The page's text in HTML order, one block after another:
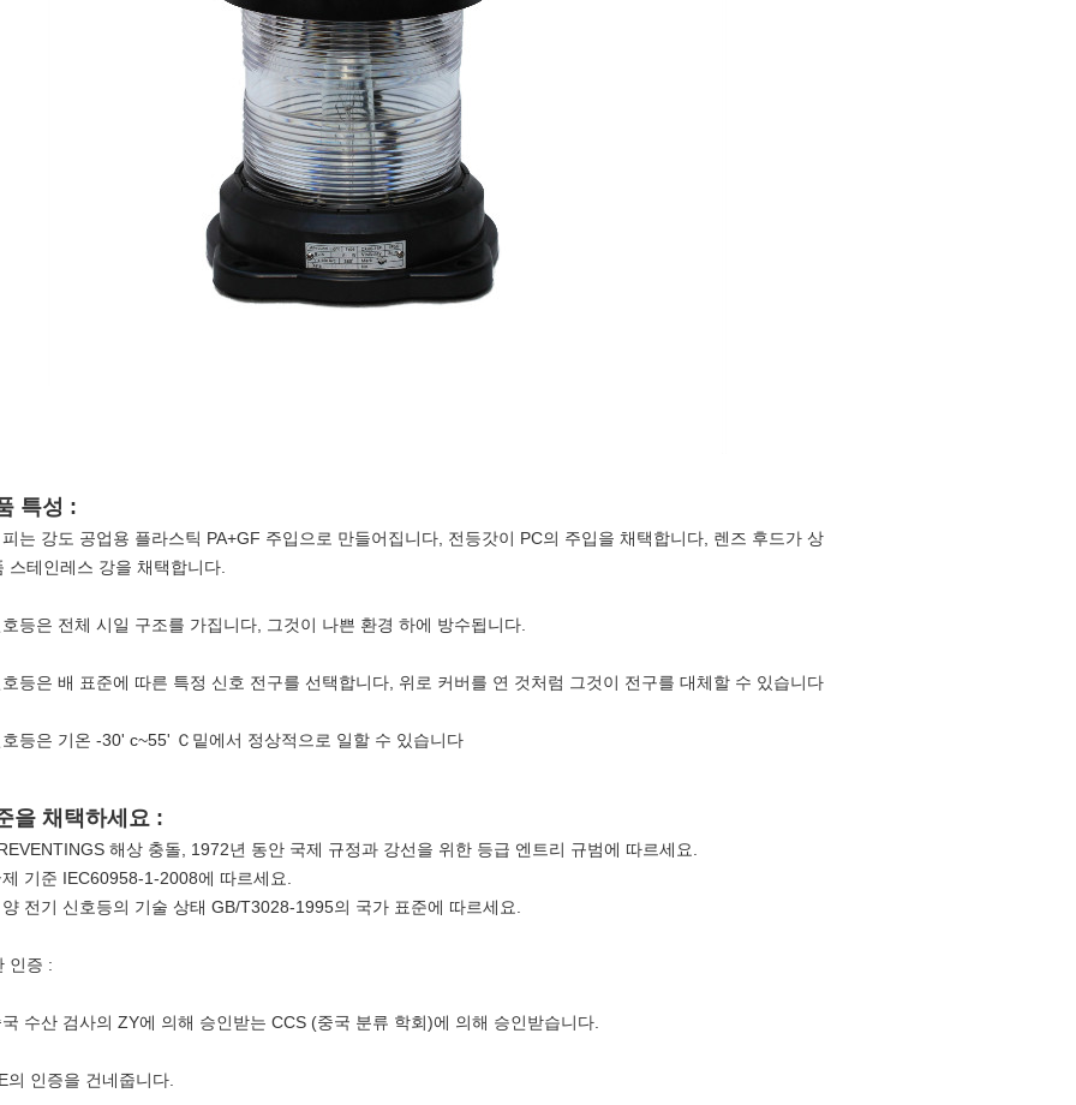
특성 :
는 강도 공업용 플라스틱 PA+GF 주입으로 만들어집니다, 전등갓이 PC의 주입을 채택합니다, 렌즈 후드가 상
스테인레스 강을 채택합니다.
등은 전체 시일 구조를 가집니다, 그것이 나쁜 환경 하에 방수됩니다.
등은 배 표준에 따른 특정 신호 전구를 선택합니다, 위로 커버를 연 것처럼 그것이 전구를 대체할 수 있습니다
등은 기온 -30' c~55' Ｃ밑에서 정상적으로 일할 수 있습니다
을 채택하세요 :
해상 충돌, 1972년 동안 국제 규정과 강선을 위한 등급 엔트리 규범에 따르세요.
기준 IEC60958-1-2008에 따르세요.
전기 신호등의 기술 상태 GB/T3028-1995의 국가 표준에 따르세요.
인증 :
수산 검사의 ZY에 의해 승인받는 CCS (중국 분류 학회)에 의해 승인받습니다.
의 인증을 건네줍니다.